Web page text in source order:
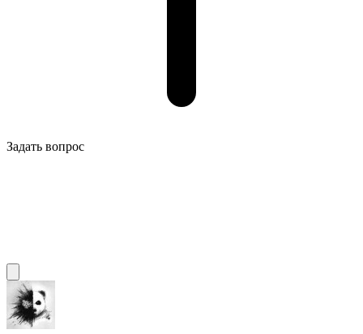
Задать вопрос